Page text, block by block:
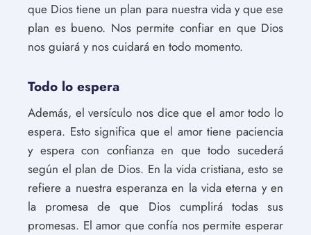
que Dios tiene un plan para nuestra vida y que ese
plan es bueno. Nos permite confiar en que Dios
nos guiará y nos cuidará en todo momento.
Todo lo espera
Además, el versículo nos dice que el amor todo lo
espera. Esto significa que el amor tiene paciencia
y espera con confianza en que todo sucederá
según el plan de Dios. En la vida cristiana, esto se
refiere a nuestra esperanza en la vida eterna y en
la promesa de que Dios cumplirá todas sus
promesas. El amor que confía nos permite esperar